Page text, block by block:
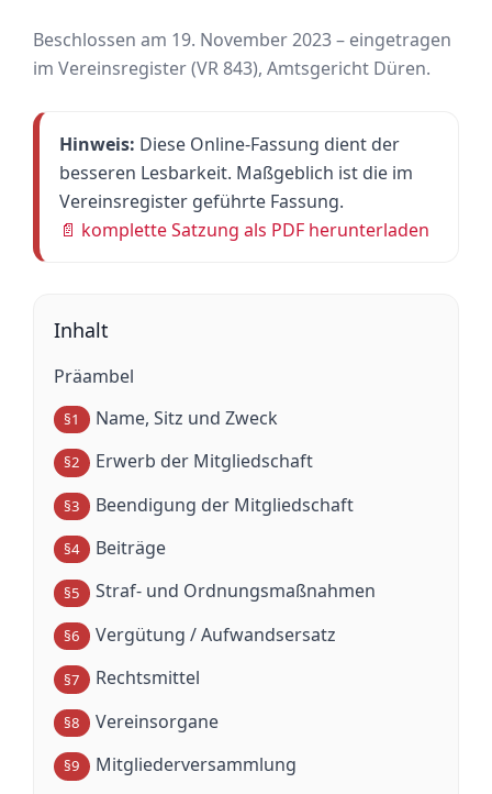
Beschlossen am 19. November 2023 – eingetragen
im Vereinsregister (VR 843), Amtsgericht Düren.
Hinweis: Diese Online-Fassung dient der
besseren Lesbarkeit. Maßgeblich ist die im
Vereinsregister geführte Fassung.
📄 komplette Satzung als PDF herunterladen
Inhalt
Präambel
§1 Name, Sitz und Zweck
§2 Erwerb der Mitgliedschaft
§3 Beendigung der Mitgliedschaft
§4 Beiträge
§5 Straf- und Ordnungsmaßnahmen
§6 Vergütung / Aufwandsersatz
§7 Rechtsmittel
§8 Vereinsorgane
§9 Mitgliederversammlung